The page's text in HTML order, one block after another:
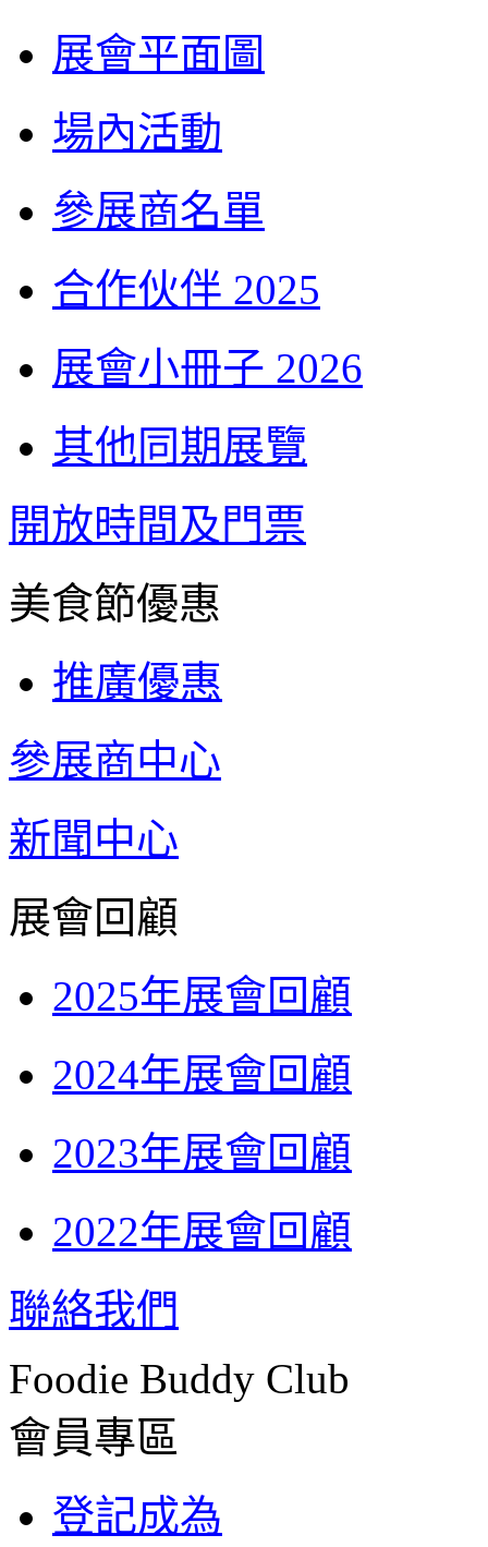
展會平面圖
場內活動
參展商名單
合作伙伴 2025
展會小冊子 2026
其他同期展覽
開放時間及門票
美食節優惠
推廣優惠
參展商中心
新聞中心
展會回顧
2025年展會回顧
2024年展會回顧
2023年展會回顧
2022年展會回顧
聯絡我們
Foodie Buddy Club
會員專區
登記成為